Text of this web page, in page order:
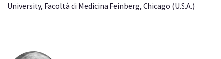
University, Facoltà di Medicina Feinberg, Chicago (U.S.A.)